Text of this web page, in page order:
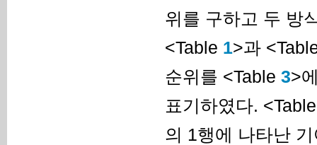
위를 구하고 두 방
<Table 1>과
순위를 <Table 3>
표기하였다.
의 1행에 나타난